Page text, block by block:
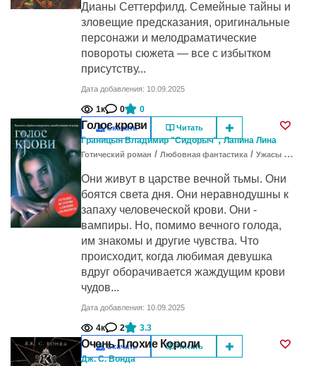
Дианы Сеттерфилд. Семейные тайны и
зловещие предсказания, оригинальные
персонажи и мелодраматические
повороты сюжета — все с избытком
присутству...
Дата добавления: 10.09.2025
1к 0 0
Скачать Читать
Голос крови
Границын Владимир "Сидорыч",Лапина Лина
Готический роман / Любовная фантастика / Ужасы и мистика
Они живут в царстве вечной тьмы. Они
боятся света дня. Они неравнодушны к
запаху человеческой крови. Они -
вампиры. Но, помимо вечного голода,
им знакомы и другие чувства. Что
происходит, когда любимая девушка
вдруг оборачивается жаждущим крови
чудов...
Дата добавления: 10.09.2025
4к 2 3.3
Скачать Читать
Очень Плохие Короли
Дж. С. Вонда